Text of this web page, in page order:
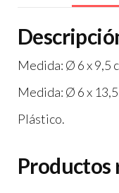
Medida: Ø 6 x 9,5
Medida: Ø 6 x
Plástico.
Productos